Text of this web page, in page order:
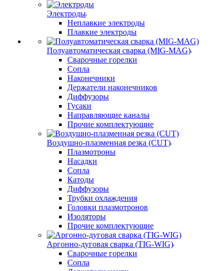
Электроды
Неплавкие электроды
Плавкие электроды
Полуавтоматическая сварка (MIG-MAG)
Сварочные горелки
Сопла
Наконечники
Держатели наконечников
Диффузоры
Гусаки
Направляющие каналы
Прочие комплектующие
Воздушно-плазменная резка (CUT)
Плазмотроны
Насадки
Сопла
Катоды
Диффузоры
Трубки охлаждения
Головки плазмотронов
Изоляторы
Прочие комплектующие
Аргонно-дуговая сварка (TIG-WIG)
Сварочные горелки
Сопла